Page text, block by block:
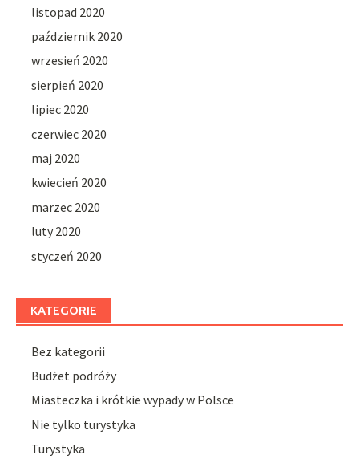
listopad 2020
październik 2020
wrzesień 2020
sierpień 2020
lipiec 2020
czerwiec 2020
maj 2020
kwiecień 2020
marzec 2020
luty 2020
styczeń 2020
KATEGORIE
Bez kategorii
Budżet podróży
Miasteczka i krótkie wypady w Polsce
Nie tylko turystyka
Turystyka